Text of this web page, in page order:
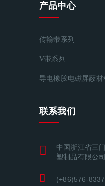
产品中心
传输带系列
V带系列
导电橡胶电磁屏蔽材
联系我们
中国浙江省三
塑制品有限公司
(+86)576-